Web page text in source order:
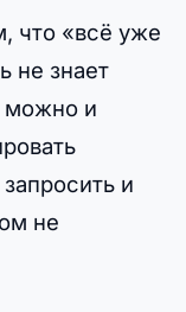
что «всё уже
не знает
можно и
и
не